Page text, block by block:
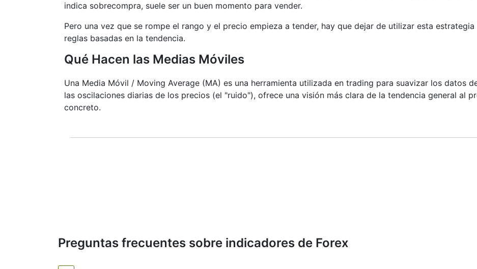
indica sobrecompra, suele ser un buen momento para vender.
Pero una vez que se rompe el rango y el precio empieza a tender, hay que dejar de utilizar esta
reglas basadas en la tendencia.
Qué Hacen las Medias Móviles
Una Media Móvil / Moving Average (MA) es una herramienta utilizada en trading para suavizar los datos
las oscilaciones diarias de los precios (el "ruido"), ofrece una visión más clara de la tendencia general al
concreto.
No predice la evolución futura de los precios—sino que ayuda a ver con más claridad lo que ya ha
Todas las medias móviles calculan el precio promedio a lo largo de un período determinado, pero
Preguntas frecuentes sobre indicadores de Forex